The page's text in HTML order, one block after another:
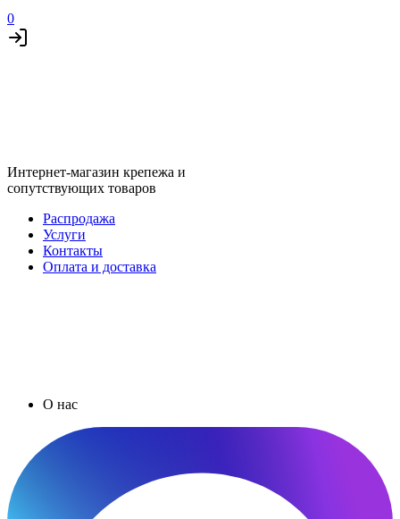
0
Интернет-магазин крепежа и
сопутствующих товаров
Распродажа
Услуги
Контакты
Оплата и доставка
О нас